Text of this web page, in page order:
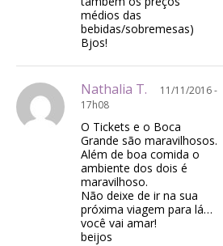
médios das
bebidas/sobremesas)
Bjos!
Nathalia T.
11/11/2016 -
17h08
O Tickets e o Boca
Grande são maravilhosos.
Além de boa comida o
ambiente dos dois é
maravilhoso.
Não deixe de ir na sua
próxima viagem para lá…
você vai amar!
beijos